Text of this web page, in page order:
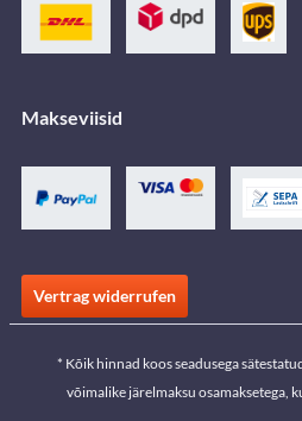
Makseviisid
Vertrag widerrufen
* Kõik hinnad koos seadusega
võimalike järelmaksu osamaksetega,